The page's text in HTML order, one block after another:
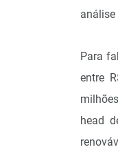
análise
Para
entre
head